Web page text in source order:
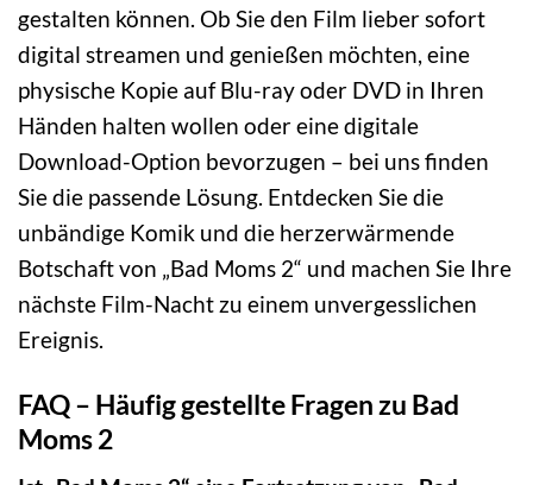
gestalten können. Ob Sie den Film lieber sofort
digital streamen und genießen möchten, eine
physische Kopie auf Blu-ray oder DVD in Ihren
Händen halten wollen oder eine digitale
Download-Option bevorzugen – bei uns finden
Sie die passende Lösung. Entdecken Sie die
unbändige Komik und die herzerwärmende
Botschaft von „Bad Moms 2“ und machen Sie Ihre
nächste Film-Nacht zu einem unvergesslichen
Ereignis.
FAQ – Häufig gestellte Fragen zu Bad
Moms 2